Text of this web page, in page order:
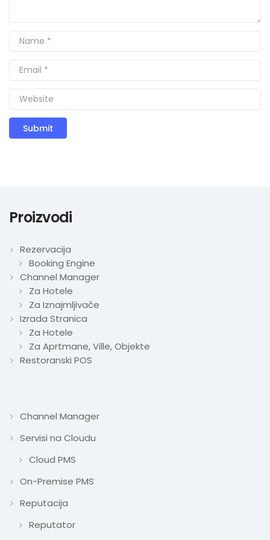
Proizvodi
Rezervacija
Booking Engine
Channel Manager
Za Hotele
Za Iznajmljivače
Izrada Stranica
Za Hotele
Za Aprtmane, Ville, Objekte
Restoranski POS
Channel Manager
Servisi na Cloudu
Cloud PMS
On-Premise PMS
Reputacija
Reputator